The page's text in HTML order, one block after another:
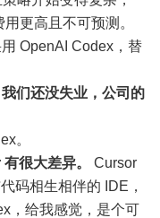
更高且不可预测。
OpenAI Codex，替
们还没失业，公司的
。
很大差异。
Cursor
码相生相伴的 IDE，
，给我感觉，是个可